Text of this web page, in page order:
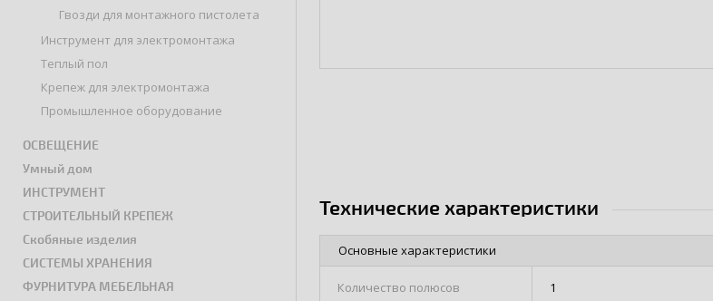
Гвозди для монтажного пистолета
Инструмент для электромонтажа
Теплый пол
Крепеж для электромонтажа
Промышленное оборудование
ОСВЕЩЕНИЕ
Умный дом
ИНСТРУМЕНТ
СТРОИТЕЛЬНЫЙ КРЕПЕЖ
Скобяные изделия
СИСТЕМЫ ХРАНЕНИЯ
ФУРНИТУРА МЕБЕЛЬНАЯ
Технические характеристики
Основные характеристики
Количество полюсов 1